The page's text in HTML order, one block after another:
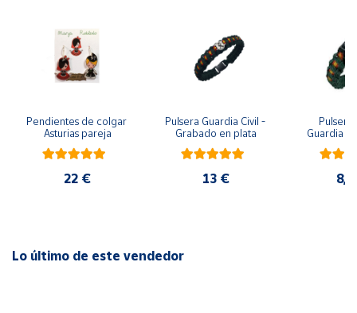
Península
Pendientes de colgar
Asturias pareja
22 €
Pulsera Guardia Civil -
Grabado en plata
13 €
Pulsera
Guardia
metopa,
y
Lo último de este vendedor